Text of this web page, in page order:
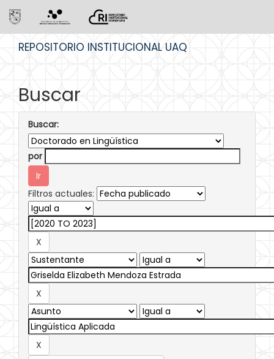
REPOSITORIO INSTITUCIONAL UAQ
Buscar
Buscar:
por
Filtros actuales: